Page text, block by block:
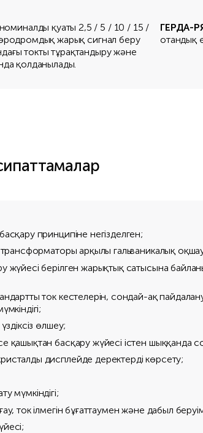
номиналды қуаты 2,5 / 5 / 10 / 15 /
жарық сигнал беру
токты тұрақтандыру және
қолданылады.
ГЕРДА-
отандық
принципіне негізделген;
арқылы гальваникалық
жүйесі берілген жарықтық сатысына
ток кестелерін, сондай-ақ
өлшеу;
қашықтан басқару жүйесі істен шыққанда
дисплейде деректерді көрсету;
мүмкіндігі;
ток ілмегін бұғаттаумен және дабыл